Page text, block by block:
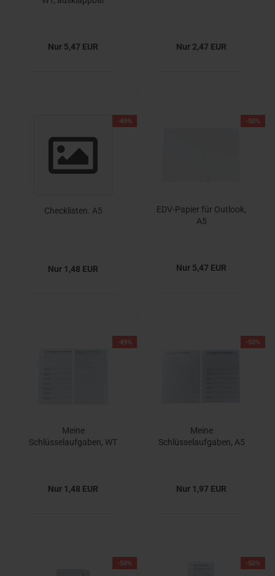
Nur 5,47 EUR Nur 2,47 EUR
-49%
Checklisten. A5
Nur 1,48 EUR
-50%
EDV-Papier für Outlook,
A5
Nur 5,47 EUR
-49%
Meine
Schlüsselaufgaben, WT
Nur 1,48 EUR
-50%
Meine
Schlüsselaufgaben, A5
Nur 1,97 EUR
-50% -50%